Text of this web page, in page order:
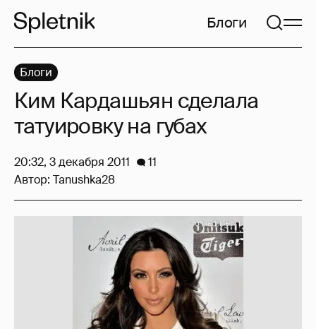
Блоги
Блоги
Ким Кардашьян сделала
татуировку на губах
20:32, 3 декабря 2011
11
Автор: Tanushka28